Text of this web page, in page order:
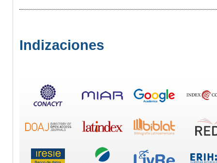
Indizaciones